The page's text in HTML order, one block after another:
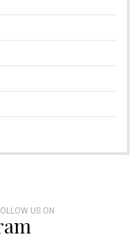
US ON